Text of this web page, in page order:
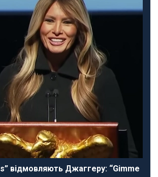
відмовляють Джаггеру: “Gimme